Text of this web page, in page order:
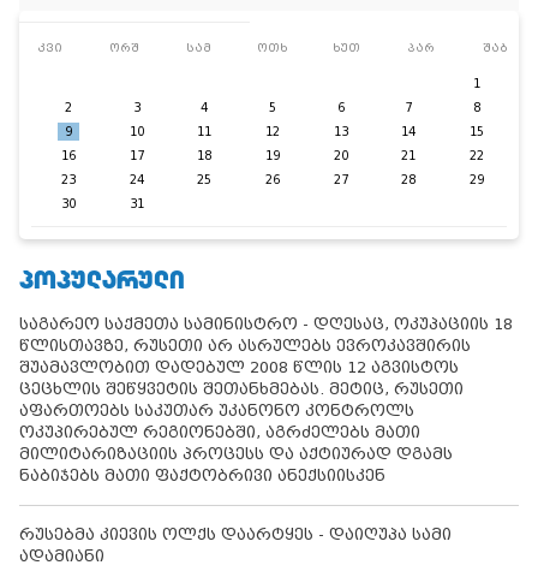
კვი ორშ სამ ოთხ ხუთ პარ შაბ
1
2
3 4 5 6 7
8
9
10 11 12 13 14
15
16
17 18 19 20 21
22
23
24 25 26 27 28
29
30
31
ᲞᲝᲞᲣᲚᲐᲠᲣᲚᲘ
საგარეო საქმეთა სამინისტრო - დღესაც, ოკუპაციის 18
წლისთავზე, რუსეთი არ ასრულებს ევროკავშირის
შუამავლობით დადებულ 2008 წლის 12 აგვისტოს
ცეცხლის შეწყვეტის შეთანხმებას. მეტიც, რუსეთი
აფართოებს საკუთარ უკანონო კონტროლს
ოკუპირებულ რეგიონებში, აგრძელებს მათი
მილიტარიზაციის პროცესს და აქტიურად დგამს
ნაბიჯებს მათი ფაქტობრივი ანექსიისკენ
რუსებმა კიევის ოლქს დაარტყეს - დაიღუპა სამი
ადამიანი